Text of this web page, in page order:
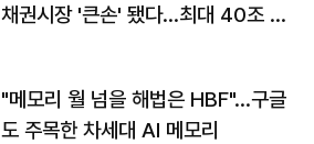
채권시장 '큰손' 됐다…최대 40조 투
"메모리 월 넘을 해법은 HBF"…구글
도 주목한 차세대 AI 메모리